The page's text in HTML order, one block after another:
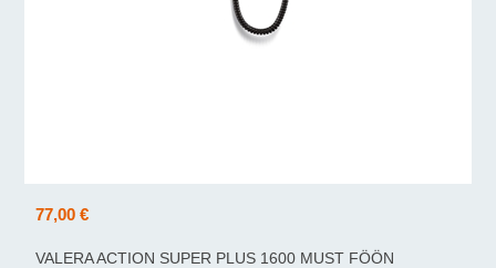
77,00 €
VALERA ACTION SUPER PLUS 1600 MUST FÖÖN